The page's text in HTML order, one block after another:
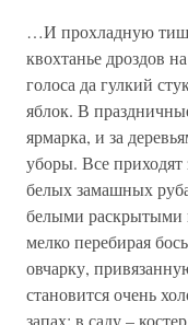
…И прохладную
квохтанье дроздов
голоса да гулкий
яблок. В
ярмарка, и за
уборы. Все
белых замашных
белыми раскрытыми
мелко перебирая
овчарку,
становится очень
запах: в саду –